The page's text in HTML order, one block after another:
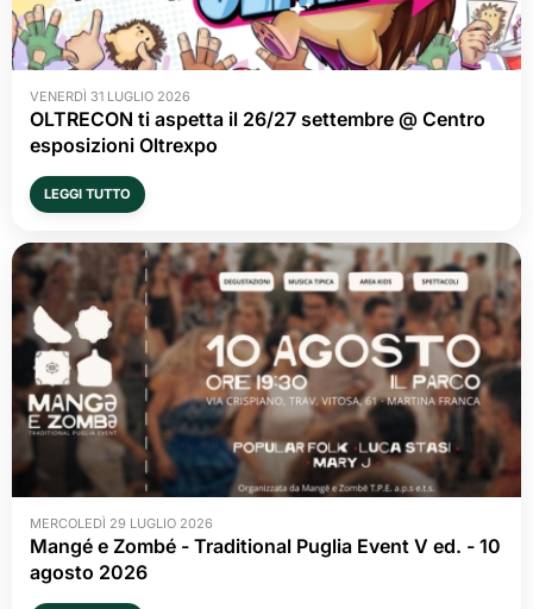
VENERDÌ 31 LUGLIO 2026
OLTRECON ti aspetta il 26/27 settembre @ Centro
esposizioni Oltrexpo
LEGGI TUTTO
MERCOLEDÌ 29 LUGLIO 2026
Mangé e Zombé - Traditional Puglia Event V ed. - 10
agosto 2026